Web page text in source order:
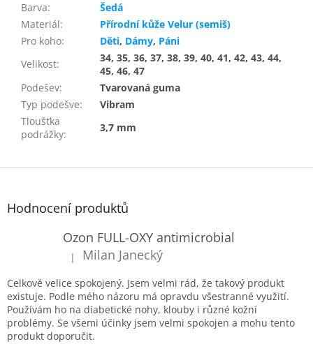
Barva:
Šedá
Materiál:
Přírodní kůže Velur (semiš)
Pro koho: Děti, Dámy, Páni
Velikost:
34, 35, 36, 37, 38, 39, 40, 41, 42, 43, 44,
45, 46, 47
Podešev:
Tvarovaná guma
Typ podešve:
Vibram
Tloušťka
podrážky:
3,7 mm
Z
Hodnocení produktů
Ozon FULL-OXY antimicrobial
Hodnocení produktu je 5 z 5 hvězdiček.
| Milan Janecký
Celkově velice spokojený. Jsem velmi rád, že takový produkt
existuje. Podle mého názoru má opravdu všestranné využití.
Používám ho na diabetické nohy, klouby i různé kožní
problémy. Se všemi účinky jsem velmi spokojen a mohu tento
produkt doporučit.